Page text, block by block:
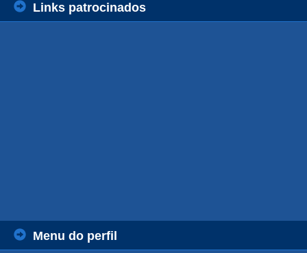
Links patrocinados
Menu do perfil